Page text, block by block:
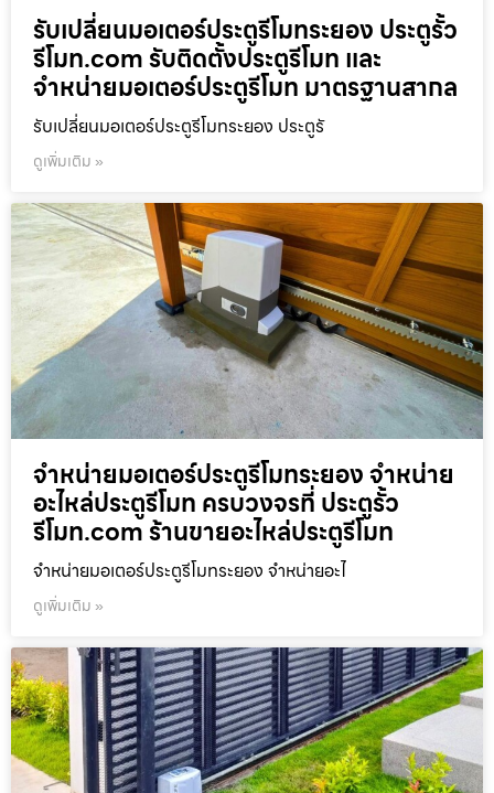
รับเปลี่ยนมอเตอร์ประตูรีโมทระยอง ประตูรั้ว
รีโมท.com รับติดตั้งประตูรีโมท และ
จำหน่ายมอเตอร์ประตูรีโมท มาตรฐานสากล
รับเปลี่ยนมอเตอร์ประตูรีโมทระยอง ประตูรั
ดูเพิ่มเติม »
จำหน่ายมอเตอร์ประตูรีโมทระยอง จำหน่าย
อะไหล่ประตูรีโมท ครบวงจรที่ ประตูรั้ว
รีโมท.com ร้านขายอะไหล่ประตูรีโมท
จำหน่ายมอเตอร์ประตูรีโมทระยอง จำหน่ายอะไ
ดูเพิ่มเติม »